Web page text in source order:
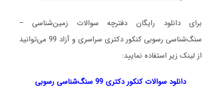
برای دانلود رایگان دفترچه سوالات زمین‌شناسی –
سنگ‌شناسی رسوبی کنکور دکتری سراسری و آزاد 99 می‌توانید
از لینک زیر استفاده نمایید:
دانلود سوالات کنکور دکتری 99 سنگ‌شناسی رسوبی